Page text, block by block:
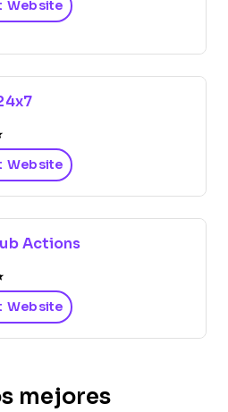
Website
Website
Actions
Website
mejores